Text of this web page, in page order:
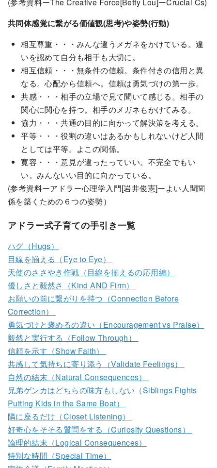
共同体感覚に繋がる価値観(思考)や姿勢(行動)
相互尊重・・・みんな違うメガネをかけている。違
いを認めて自分も相手も大切に。
相互信頼・・・無条件の信頼。条件付きの信用と異
なる。心配から信頼へ。信頼は勇気づけの第一歩。
共感・・・相手の立場で見て聞いて感じる。相手の
関心に関心を持つ。相手のメガネもかけてみる。
協力・・・共通の目的に向かって解決策を考える。
平等・・・役割の違いはあるかもしれないけど人間
としては平等。よこの関係。
寛容・・・意見が違ったっていい。不完全でもい
い。みんないい目的に向かっている。
(参考資料ーアドラー心理学入門[岩井俊憲]ーよい人間関
係を築くための６つの姿勢）
アドラー式子育ての手引き一覧
ハグ（Hugs）
目線を揃える（Eye to Eye）
天使のささやき作戦（目線を揃えるの応用編）
優しさと毅然さ（Kind AND Firm）
お願いの前に繋がりを持つ（Connection Before
Correction）
勇気づけと褒めるの違い（Encouragement vs Praise）
毅然と実行する（Follow Through）
信頼を示す（Show Faith）
共感して気持ちに寄り添う（Validate Feelings）
自然の結末（Natural Consequences）
兄弟ゲンカはどちらの味方もしない（Siblings Fights
Putting Kids in the Same Boat）
隣に座るだけ（Closet Listening）
好奇心をそそる質問をする（Curiosity Questions）
論理的結末（Logical Consequences）
特別な時間（Special Time）